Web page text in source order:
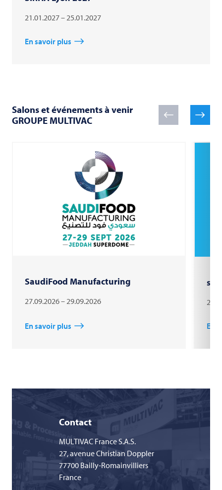
21.01.2027 – 25.01.2027
En savoir plus
Salons et événements à venir
GROUPE MULTIVAC
SaudiFood Manufacturing
27.09.2026 – 29.09.2026
En savoir plus En
Contact
MULTIVACFrance S.A.S.
27, avenue Christian Doppler
77700 Bailly-Romainvilliers
France